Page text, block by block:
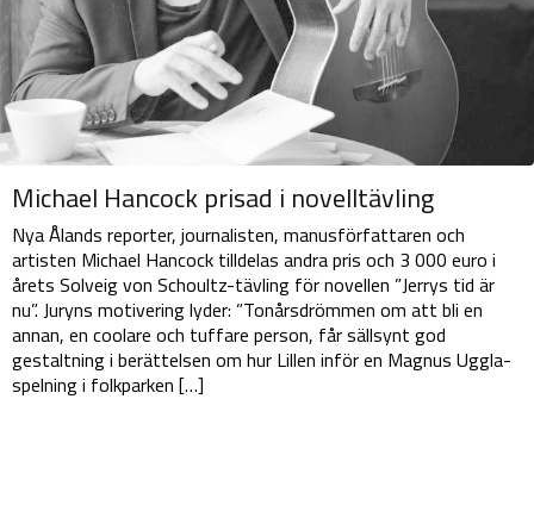
Michael Hancock prisad i novelltävling
Nya Ålands reporter, journalisten, manusförfattaren och
artisten Michael Hancock tilldelas andra pris och 3 000 euro i
årets Solveig von Schoultz-tävling för novellen ”Jerrys tid är
nu”. Juryns motivering lyder: ”Tonårsdrömmen om att bli en
annan, en coolare och tuffare person, får sällsynt god
gestaltning i berättelsen om hur Lillen inför en Magnus Uggla-
spelning i folkparken […]